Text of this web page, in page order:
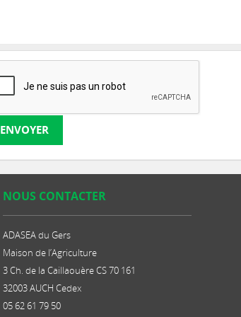
ENVOYER
NOUS CONTACTER
ADASEA du Gers
Maison de l’Agriculture
3 Ch. de la Caillaouère CS 70 161
32003 AUCH Cedex
05 62 61 79 50